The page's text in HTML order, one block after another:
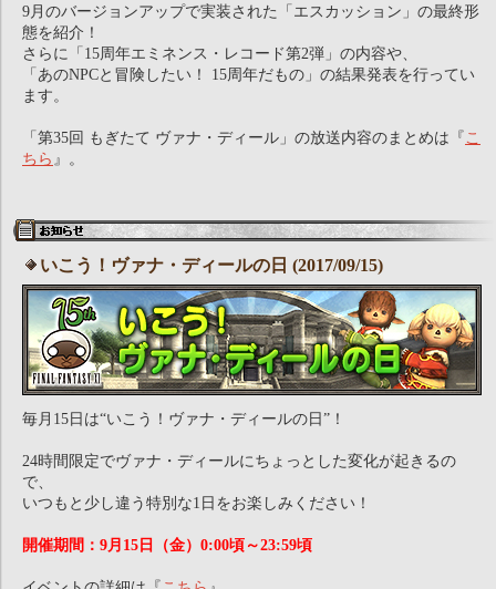
9月のバージョンアップで実装された「エスカッション」の最終形
態を紹介！
さらに「15周年エミネンス・レコード第2弾」の内容や、
「あのNPCと冒険したい！ 15周年だもの」の結果発表を行ってい
ます。
「第35回 もぎたて ヴァナ・ディール」の放送内容のまとめは『 こ
ちら 』。
いこう！ヴァナ・ディールの日 (2017/09/15)
毎月15日は“いこう！ヴァナ・ディールの日”！
24時間限定でヴァナ・ディールにちょっとした変化が起きるの
で、
いつもと少し違う特別な1日をお楽しみください！
開催期間：9月15日（金）0:00頃～23:59頃